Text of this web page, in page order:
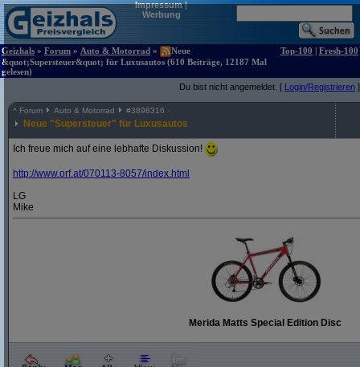
Impressum|
Werbung
Geizhals » Forum » Auto & Motorrad »
Neue
&quot;Supersteuer&quot; für Luxusautos (610 Beiträge, 12187 Mal
gelesen)
Top-100 | Fresh-100
Du bist nicht angemeldet. [ Login/Registrieren ]
^ Forum Auto & Motorrad #3898316
Neue "Supersteuer" für Luxusautos
Ich freue mich auf eine lebhafte Diskussion!
http://www.orf.at/070113-8057/index.html
LG
Mike
Merida Matts Special Edition Disc